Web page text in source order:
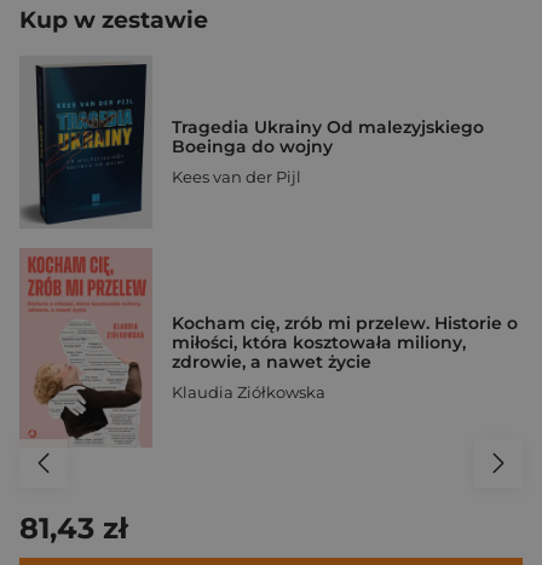
Kup w zestawie
Tragedia Ukrainy Od malezyjskiego
Boeinga do wojny
Kees van der Pijl
Kocham cię, zrób mi przelew. Historie o
miłości, która kosztowała miliony,
zdrowie, a nawet życie
Klaudia Ziółkowska
81,43 zł